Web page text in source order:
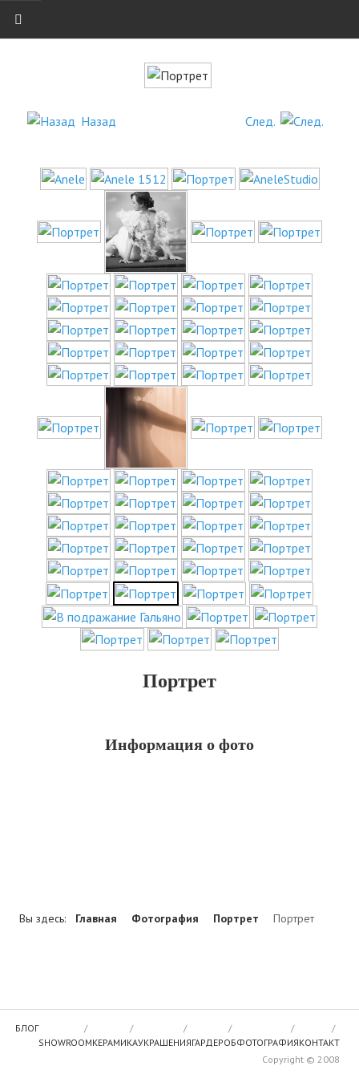
УКРАШЕНИЯ
ГАРДЕРОБ
КОНТАКТ
Назад След.
Портрет
Информация о фото
Вы здесь: Главная Фотография Портрет Портрет
БЛОГ
SHOWROOMКЕРАМИКАУКРАШЕНИЯГАРДЕРОБФОТОГРАФИЯКОНТАКТ
Copyright © 2008